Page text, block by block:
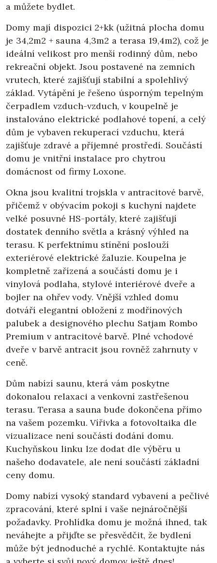
a můžete bydlet.
Domy mají dispozici 2+kk (užitná plocha domu
je 34,2m2 + sauna 4,3m2 a terasa 19,4m2), což je
ideální velikost pro menší rodinný dům, nebo
rekreační objekt. Jsou postavené na zemních
vrutech, které zajišťují stabilní a spolehlivý
základ. Vytápění je řešeno úsporným tepelným
čerpadlem vzduch-vzduch, v koupelně je
instalováno elektrické podlahové topení, a celý
dům je vybaven rekuperací vzduchu, která
zajišťuje zdravé a příjemné prostředí. Součástí
domu je vnitřní instalace pro chytrou
domácnost od firmy Loxone.
Okna jsou kvalitní trojskla v antracitové barvě,
přičemž v obývacím pokoji s kuchyní najdete
velké posuvné HS-portály, které zajišťují
dostatek denního světla a krásný výhled na
terasu. K perfektnímu stínění poslouží
exteriérové elektrické žaluzie. Koupelna je
kompletně zařízená a součástí domu je i
vinylová podlaha, stylové interiérové dveře a
bojler na ohřev vody. Vnější vzhled domu
dotváří elegantní obložení z modřínových
palubek a designového plechu Satjam Rombo
Premium v antracitové barvě. Plné vchodové
dveře v barvě antracit jsou rovněž zahrnuty v
ceně.
Dům nabízí saunu, která vám poskytne
dokonalou relaxaci a venkovní zastřešenou
terasu. Terasa a sauna bude dokončena přímo
na vašem pozemku. Vířivka a fotovoltaika dle
vizualizace není součástí dodání domu.
Kuchyňskou linku lze dodat dle výběru u
našeho dodavatele, ale není součástí základní
ceny domu.
Domy nabízí vysoký standard vybavení a pečlivé
zpracování, které splní i vaše nejnáročnější
požadavky. Prohlídka domu je možná ihned, tak
neváhejte a přijďte se přesvědčit, že bydlení
může být jednoduché a rychlé. Kontaktujte nás